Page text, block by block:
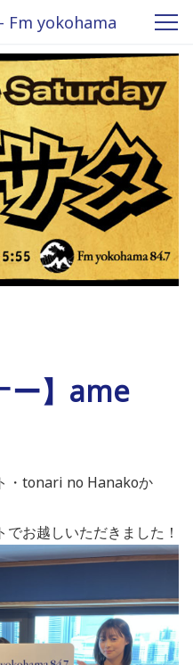
Fm yokohama
ー】ame
・tonari no Hanakoか
お越しいただきました！